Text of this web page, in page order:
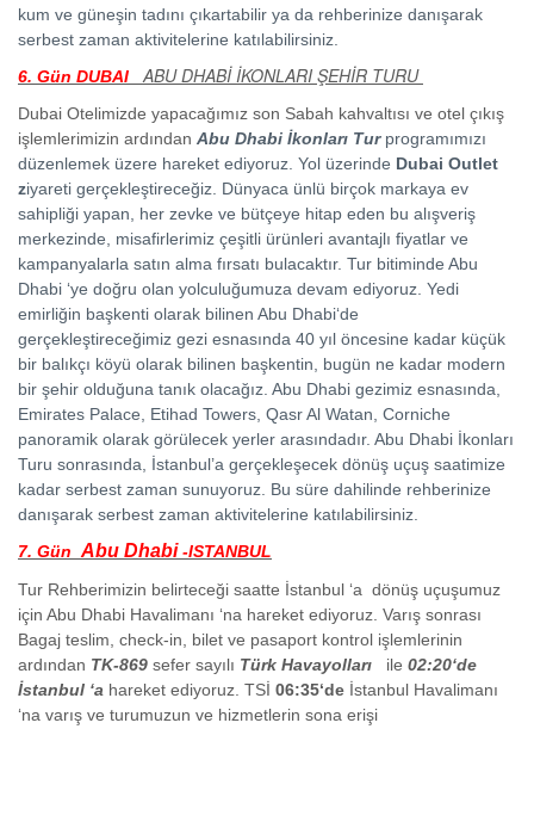
kum ve güneşin tadını çıkartabilir ya da rehberinize danışarak
serbest zaman aktivitelerine katılabilirsiniz.
6. Gün DUBAI
ABU DHABİ İKONLARI ŞEHİR TURU
Dubai Otelimizde yapacağımız son Sabah kahvaltısı ve otel çıkış
işlemlerimizin ardından Abu Dhabi İkonları Turprogramımızı
düzenlemek üzere hareket ediyoruz. Yol üzerinde Dubai Outlet
ziyareti gerçekleştireceğiz. Dünyaca ünlü birçok markaya ev
sahipliği yapan, her zevke ve bütçeye hitap eden bu alışveriş
merkezinde, misafirlerimiz çeşitli ürünleri avantajlı fiyatlar ve
kampanyalarla satın alma fırsatı bulacaktır. Tur bitiminde Abu
Dhabi ‘ye doğru olan yolculuğumuza devam ediyoruz. Yedi
emirliğin başkenti olarak bilinen Abu Dhabi‘de
gerçekleştireceğimiz gezi esnasında 40 yıl öncesine kadar küçük
bir balıkçı köyü olarak bilinen başkentin, bugün ne kadar modern
bir şehir olduğuna tanık olacağız. Abu Dhabi gezimiz esnasında,
Emirates Palace, Etihad Towers, Qasr Al Watan, Corniche
panoramik olarak görülecek yerler arasındadır. Abu Dhabi İkonları
Turu sonrasında, İstanbul’a gerçekleşecek dönüş uçuş saatimize
kadar serbest zaman sunuyoruz. Bu süre dahilinde rehberinize
danışarak serbest zaman aktivitelerine katılabilirsiniz.
7. Gün Abu Dhabi -ISTANBUL
Tur Rehberimizin belirteceği saatte İstanbul ‘a dönüş uçuşumuz
için Abu Dhabi Havalimanı ‘na hareket ediyoruz. Varış sonrası
Bagaj teslim, check-in, bilet ve pasaport kontrol işlemlerinin
ardından TK-869 sefer sayılı Türk Havayolları ile 02:20‘de
İstanbul ‘a hareket ediyoruz. TSİ 06:35‘de İstanbul Havalimanı
‘na varış ve turumuzun ve hizmetlerin sona erişi